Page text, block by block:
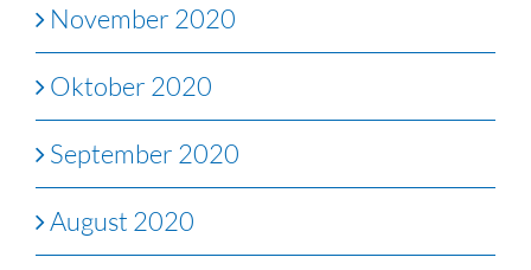
November 2020
Oktober 2020
September 2020
August 2020